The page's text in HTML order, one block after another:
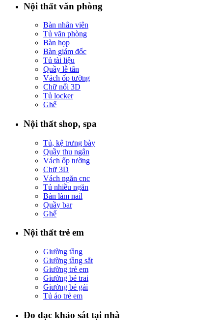
Nội thất văn phòng
Bàn nhân viên
Tủ văn phòng
Bàn họp
Bàn giám đốc
Tủ tài liệu
Quầy lễ tân
Vách ốp tường
Chữ nổi 3D
Tủ locker
Ghế
Nội thất shop, spa
Tủ, kệ trưng bày
Quầy thu ngân
Vách ốp tường
Chữ 3D
Vách ngăn cnc
Tủ nhiều ngăn
Bàn làm nail
Quầy bar
Ghế
Nội thất trẻ em
Giường tầng
Giường tầng sắt
Giường trẻ em
Giường bé trai
Giường bé gái
Tủ áo trẻ em
Đo đạc khảo sát tại nhà